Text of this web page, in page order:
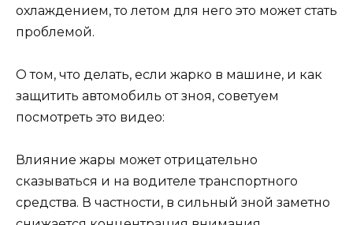
охлаждением, то летом для него это может стать
проблемой.
О том, что делать, если жарко в машине, и как
защитить автомобиль от зноя, советуем
посмотреть это видео:
Влияние жары может отрицательно
сказываться и на водителе транспортного
средства. В частности, в сильный зной заметно